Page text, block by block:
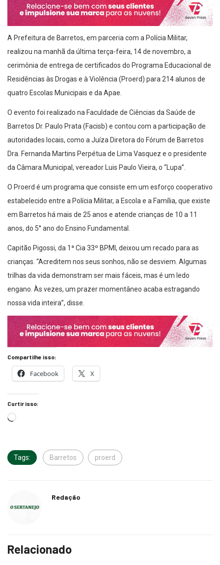
A Prefeitura de Barretos, em parceria com a Polícia Militar,
realizou na manhã da última terça-feira, 14 de novembro, a
cerimônia de entrega de certificados do Programa Educacional de
Residências às Drogas e à Violência (Proerd) para 214 alunos de
quatro Escolas Municipais e da Apae.
O evento foi realizado na Faculdade de Ciências da Saúde de
Barretos Dr. Paulo Prata (Facisb) e contou com a participação de
autoridades locais, como a Juíza Diretora do Fórum de Barretos
Dra. Fernanda Martins Perpétua de Lima Vasquez e o presidente
da Câmara Municipal, vereador Luis Paulo Vieira, o “Lupa”.
O Proerd é um programa que consiste em um esforço cooperativo
estabelecido entre a Polícia Militar, a Escola e a Família, que existe
em Barretos há mais de 25 anos e atende crianças de 10 a 11
anos, do 5° ano do Ensino Fundamental.
Capitão Pigossi, da 1ª Cia 33º BPMI, deixou um recado para as
crianças. “Acreditem nos seus sonhos, não se desviem. Algumas
trilhas da vida demonstram ser mais fáceis, mas é um ledo
engano. Às vezes, um prazer momentâneo acaba estragando
nossa vida inteira”, disse.
Compartilhe isso:
Facebook X
Curtir isso:
Tags: Barretos proerd
Redação
Relacionado